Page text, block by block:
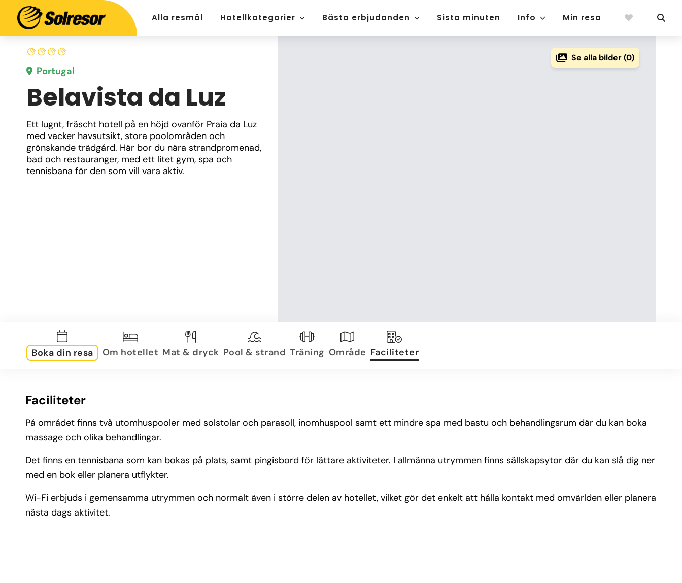
Alla resmål Hotellkategorier Bästa erbjudanden Sista minuten Info Min resa
Portugal
Belavista da Luz
Ett lugnt, fräscht hotell på en höjd ovanför Praia da Luz
med vacker havsutsikt, stora poolområden och
grönskande trädgård. Här bor du nära strandpromenad,
bad och restauranger, med ett litet gym, spa och
tennisbana för den som vill vara aktiv.
Se alla bilder (0)
Boka din resa Om hotellet Mat & dryck Pool & strand Träning Område Faciliteter
Faciliteter
På området finns två utomhuspooler med solstolar och parasoll, inomhuspool samt ett mindre spa med bastu och behandlingsrum där du kan boka
massage och olika behandlingar.
Det finns en tennisbana som kan bokas på plats, samt pingisbord för lättare aktiviteter. I allmänna utrymmen finns sällskapsytor där du kan slå dig ner
med en bok eller planera utflykter.
Wi-Fi erbjuds i gemensamma utrymmen och normalt även i större delen av hotellet, vilket gör det enkelt att hålla kontakt med omvärlden eller planera
nästa dags aktivitet.